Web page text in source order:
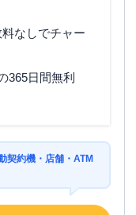
なしでチャー
365日間無利
契約機・店舗・ATM